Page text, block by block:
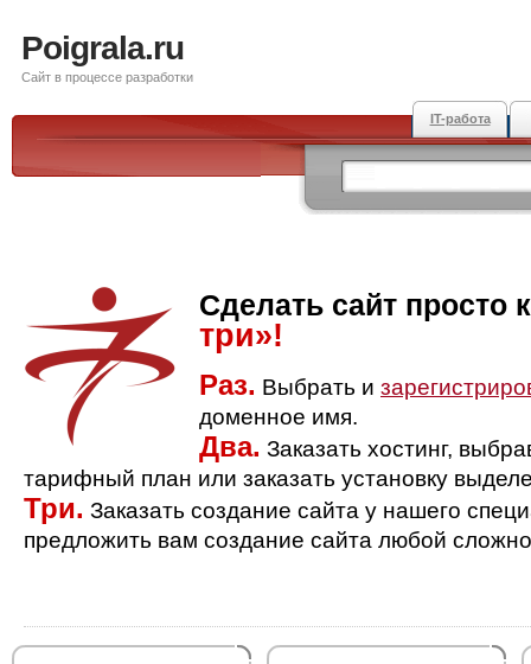
Poigrala.ru
Сайт в процессе разработки
IT-работа
Сделать сайт просто
три»!
Раз. Выбрать и
доменное имя.
Два. Заказать хостинг,
тарифный план или заказать установку
Три. Заказать создание сайта у нашего
предложить вам создание сайта любой